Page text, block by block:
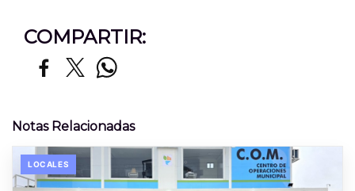
COMPARTIR:
Notas Relacionadas
LOCALES